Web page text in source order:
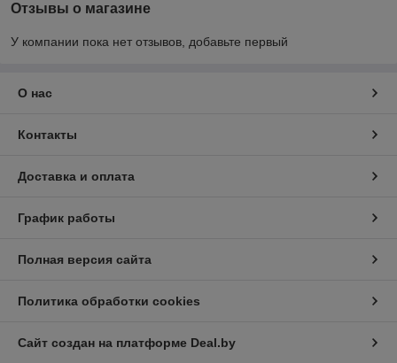
Отзывы о магазине
У компании пока нет отзывов, добавьте первый
О нас
Контакты
Доставка и оплата
График работы
Полная версия сайта
Политика обработки cookies
Сайт создан на платформе Deal.by